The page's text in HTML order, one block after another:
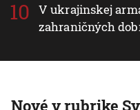
V ukrajinskej
zahraničných
Nové v rubrike